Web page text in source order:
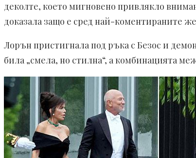
деколте, което мигновено привлякло
доказала защо е сред най-коментираните
Лорън пристигнала под ръка с Безос и
била „смела, но стилна“, а комбинацията